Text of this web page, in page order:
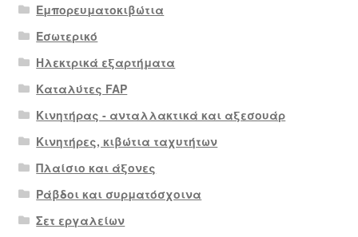
Εμπορευματοκιβώτια
Εσωτερικό
Ηλεκτρικά εξαρτήματα
Καταλύτες FAP
Κινητήρας - ανταλλακτικά και αξεσουάρ
Κινητήρες, κιβώτια ταχυτήτων
Πλαίσιο και άξονες
Ράβδοι και συρματόσχοινα
Σετ εργαλείων